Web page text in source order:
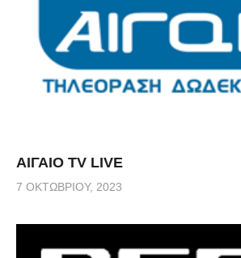
ΑΙΓΑΙΟ TV LIVE
7 ΟΚΤΩΒΡΊΟΥ, 2023